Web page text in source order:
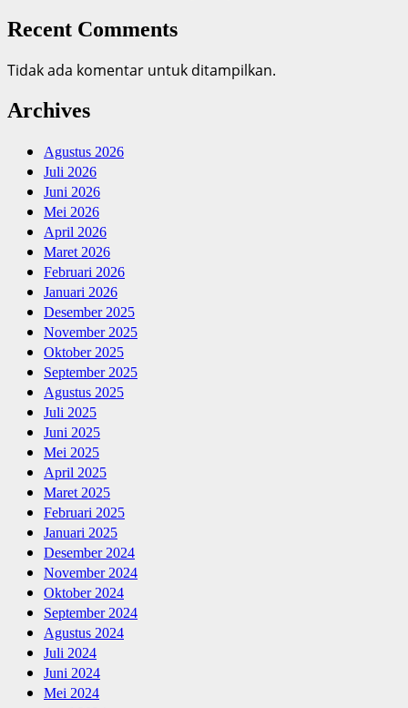
Recent Comments
Tidak ada komentar untuk ditampilkan.
Archives
Agustus 2026
Juli 2026
Juni 2026
Mei 2026
April 2026
Maret 2026
Februari 2026
Januari 2026
Desember 2025
November 2025
Oktober 2025
September 2025
Agustus 2025
Juli 2025
Juni 2025
Mei 2025
April 2025
Maret 2025
Februari 2025
Januari 2025
Desember 2024
November 2024
Oktober 2024
September 2024
Agustus 2024
Juli 2024
Juni 2024
Mei 2024